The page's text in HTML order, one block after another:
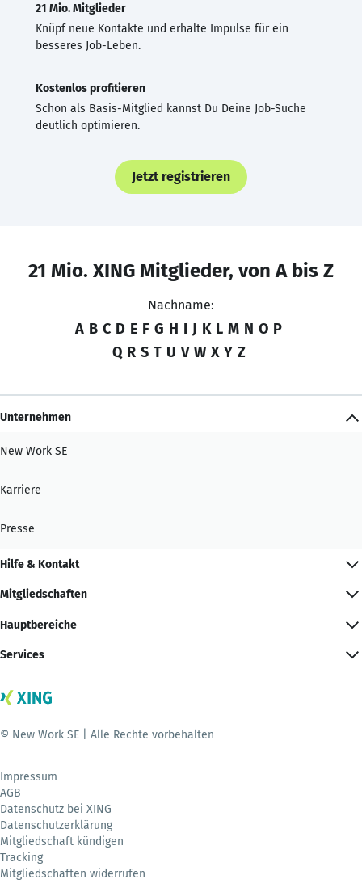
21 Mio. Mitglieder
Knüpf neue Kontakte und erhalte Impulse für ein
besseres Job-Leben.
Kostenlos profitieren
Schon als Basis-Mitglied kannst Du Deine Job-Suche
deutlich optimieren.
Jetzt registrieren
21 Mio. XING Mitglieder, von A bis Z
Nachname:
A B C D E F G H I J K L M N O P
Q R S T U V W X Y Z
Unternehmen
New Work SE
Karriere
Presse
Hilfe & Kontakt
Mitgliedschaften
Hauptbereiche
Services
© New Work SE | Alle Rechte vorbehalten
Impressum
AGB
Datenschutz bei XING
Datenschutzerklärung
Mitgliedschaft kündigen
Tracking
Mitgliedschaften widerrufen